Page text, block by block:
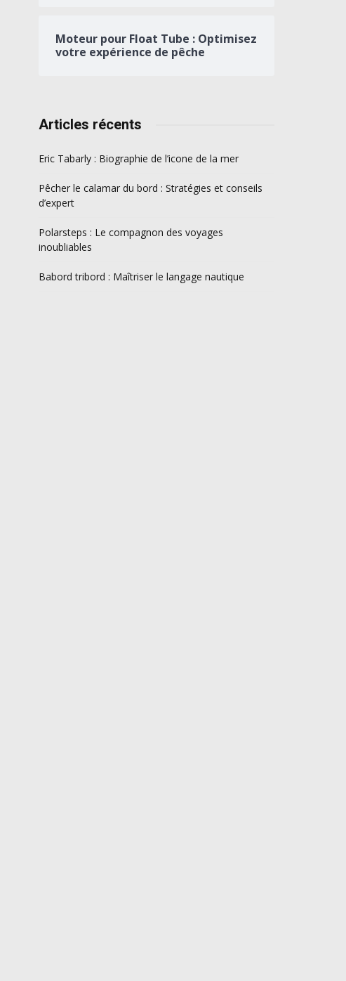
Moteur pour Float Tube : Optimisez
votre expérience de pêche
Articles récents
Eric Tabarly : Biographie de l’icone de la mer
Pêcher le calamar du bord : Stratégies et conseils
d’expert
Polarsteps : Le compagnon des voyages
inoubliables
Babord tribord : Maîtriser le langage nautique